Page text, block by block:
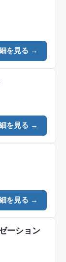
を見る →
を見る →
を見る →
ーション